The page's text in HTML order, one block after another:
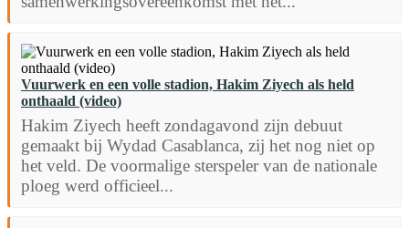
Vuurwerk en een volle stadion, Hakim Ziyech als held
onthaald (video)
Hakim Ziyech heeft zondagavond zijn debuut
gemaakt bij Wydad Casablanca, zij het nog niet op
het veld. De voormalige sterspeler van de nationale
ploeg werd officieel...